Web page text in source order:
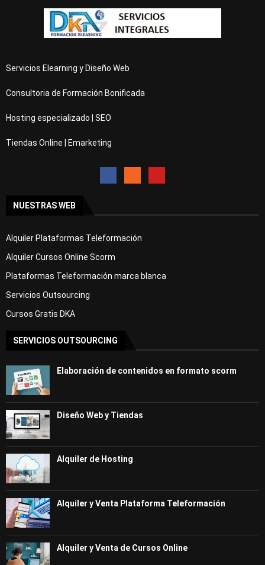
Servicios Elearning y Diseño Web
Consultoria de Formación Bonificada
Hosting especializado | SEO
Tiendas Online | Emarketing
NUESTRAS WEB
Alquiler Plataformas Teleformación
Alquiler Cursos Online Scorm
Plataformas Teleformación marca blanca
Servicios Outsourcing
Cursos Gratis DKA
SERVICIOS OUTSOURCING
Elaboración de contenidos en formato scorm
Diseño Web y Tiendas
Alquiler de Hosting
Alquiler y Venta Plataforma Teleformación
Alquiler y Venta de Cursos Online